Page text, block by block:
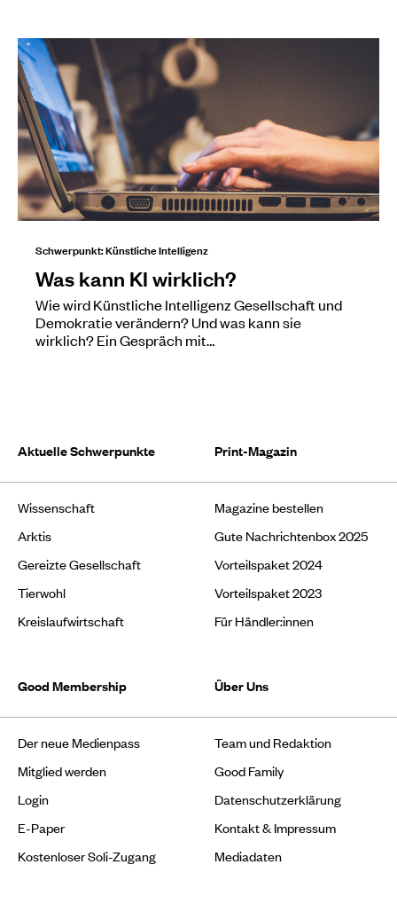
Schwerpunkt: Künstliche Intelligenz
Was kann KI wirklich?
Wie wird Künstliche Intelligenz Gesellschaft und
Demokratie verändern? Und was kann sie
wirklich? Ein Gespräch mit…
Aktuelle Schwerpunkte
Wissenschaft
Arktis
Gereizte Gesellschaft
Tierwohl
Kreislaufwirtschaft
Print-Magazin
Magazine bestellen
Gute Nachrichtenbox 2025
Vorteilspaket 2024
Vorteilspaket 2023
Für Händler:innen
Good Membership
Der neue Medienpass
Mitglied werden
Login
E-Paper
Kostenloser Soli-Zugang
Über Uns
Team und Redaktion
Good Family
Datenschutzerklärung
Kontakt & Impressum
Mediadaten